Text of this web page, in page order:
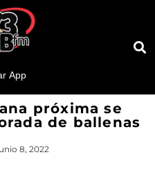
próxima se
de ballenas
8, 2022